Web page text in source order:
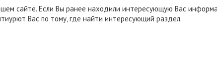
Стоимость статсервисов
Стоимость регулярной подписки
сайте. Если Вы ранее находили интересующую Вас
Вас по тому, где найти интересующий раздел.